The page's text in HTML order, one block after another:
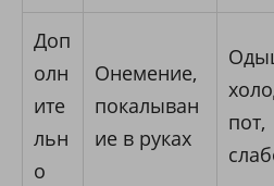
Доп
олн
ите
льн
о
Онемение,
покалыван
ие в руках
пот,